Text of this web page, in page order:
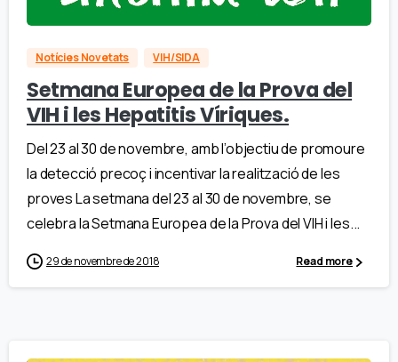
Notícies Novetats VIH/SIDA
Setmana Europea de la Prova del
VIH i les Hepatitis Víriques.
Del 23 al 30 de novembre, amb l’objectiu de promoure
la detecció precoç i incentivar la realització de les
proves La setmana del 23 al 30 de novembre, se
celebra la Setmana Europea de la Prova del VIH i les...
29 de novembre de 2018 Read more